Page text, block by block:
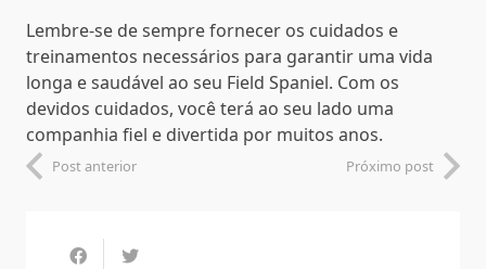
Lembre-se de sempre fornecer os cuidados e
treinamentos necessários para garantir uma vida
longa e saudável ao seu Field Spaniel. Com os
devidos cuidados, você terá ao seu lado uma
companhia fiel e divertida por muitos anos.
Post anterior Próximo post